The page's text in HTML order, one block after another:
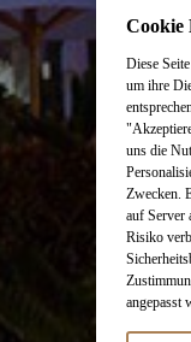
Cookie
Diese
um ihre
uns die
Zwecken.
auf Server
Risiko
angepasst